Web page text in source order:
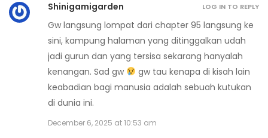
Shinigamigarden
Gw langsung lompat dari chapter 95 langsung ke
sini, kampung halaman yang ditinggalkan udah
jadi gurun dan yang tersisa sekarang hanyalah
kenangan. Sad gw
gw tau kenapa di kisah lain
keabadian bagi manusia adalah sebuah kutukan
di dunia ini.
December 6, 2025 at 10:53 am
LOG IN TO REPLY